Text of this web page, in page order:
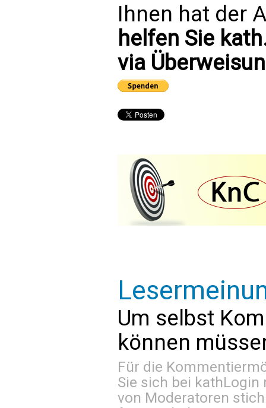
Ihnen hat der
helfen Sie
via
Um selbst
können
Für die
Sie sich bei kathLogin
von Moderatoren